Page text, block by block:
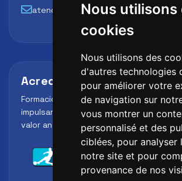
Nous utilisons
cookies
Nous utilisons des
d'autres technologies
pour améliorer votre
de navigation sur
vous montrer un
personnalisé et des
ciblées, pour analyser
notre site et pour
provenance de nos
atencion@futbollab.com
Acreditaciones y alianzas
Formación, metodología y
impulsar el perfil profesional del alumno
valor ante clubes, academias y